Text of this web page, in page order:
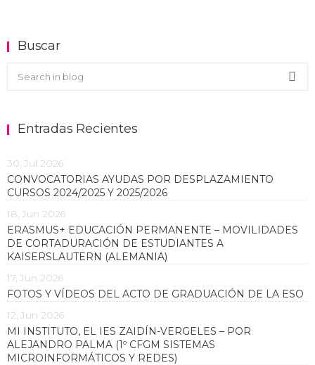
Buscar
Buscar en el blog
Entradas Recientes
30, Jul 2026
CONVOCATORIAS AYUDAS POR DESPLAZAMIENTO
CURSOS 2024/2025 Y 2025/2026
18, Jun 2026
ERASMUS+ EDUCACIÓN PERMANENTE – MOVILIDADES
DE CORTADURACIÓN DE ESTUDIANTES A
KAISERSLAUTERN (ALEMANIA)
17, Jun 2026
FOTOS Y VÍDEOS DEL ACTO DE GRADUACIÓN DE LA ESO
12, Jun 2026
MI INSTITUTO, EL IES ZAIDÍN-VERGELES – POR
ALEJANDRO PALMA (1º CFGM SISTEMAS
MICROINFORMÁTICOS Y REDES)